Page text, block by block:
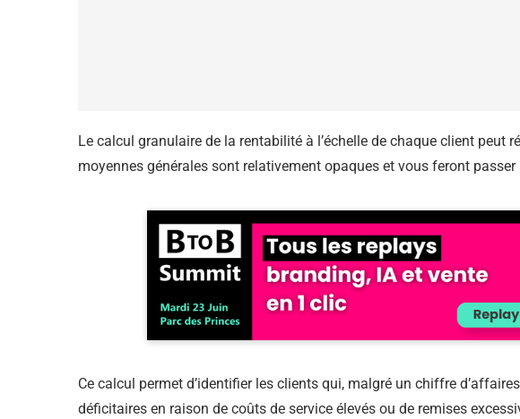
Le calcul granulaire de la rentabilité à l’échelle de chaque client peut
moyennes générales sont relativement opaques et vous feront
Ce calcul permet d’identifier les clients qui, malgré un chiffre
déficitaires en raison de coûts de service élevés ou de remises